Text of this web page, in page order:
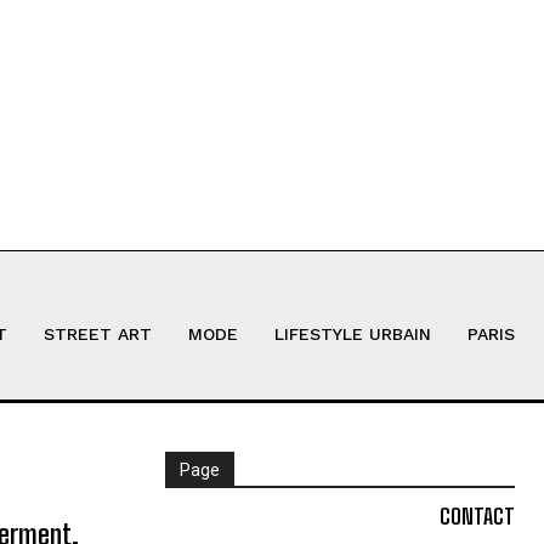
STREET ART MODE LIFESTYLE URBAIN PARIS
Page
CONTACT